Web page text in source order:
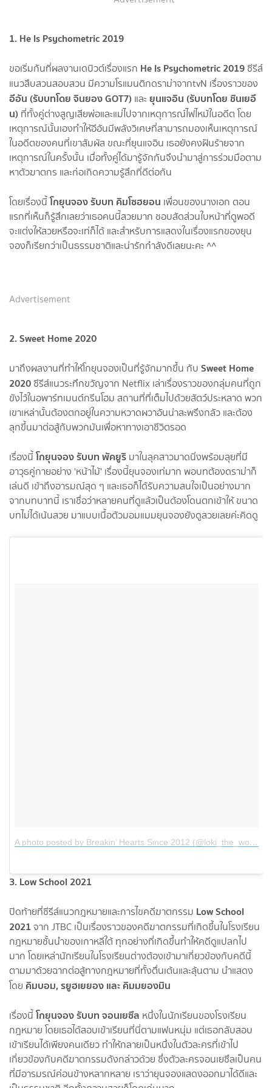
1. He Is Psychometric 2019
ขอเริ่มกันที่ผลงานเดบิวต์เรื่องแรก He Is Psychometric 2019ซีรีส์
แนวสืบสวนสอบสวน มีความโรแมนติกดราม่าจากtvN เรื่องราวของ
อีอัน (รับบทโดย จินยอง GOT7) และ ยุนแจอิน (รับบทโดย ชินเยอึ
น) ที่ทั้งคู่ต่างสูญเสียพ่อและแม่ไปจากเหตุการณ์ไฟไหม้ในอดีต โดย
เหตุการณ์นั้นเองทำให้อีอันมีพลังวิเศษที่สามารถมองเห็นเหตุการณ์
ในอดีตของคนที่เขาสัมผัส ขณะที่ยุนแจอิน เธอยังคงฝันร้ายจาก
เหตุการณ์ในครั้งนั้น เมื่อทั้งคู่ได้มารู้จักกันจึงนำมาสู่การร่วมมือตาม
หาตัวฆาตกร และก่อเกิดความรู้สึกที่ดีต่อกัน
โดยเรื่องนี้โกยุนจอง รับบท คิมโซฮยอน เพื่อนของนางเอก ตอน
แรกที่เห็นก็รู้สึกเลยว่าเธอคนนี้สวยมาก ชอบสัดส่วนใบหน้าที่ดูพอดี
จะแต่งให้สวยหรือจะเท่ก็ได้ และสำหรับการแสดงในเรื่องแรกของยุน
จองก็เรียกว่าเป็นธรรมชาติและน่ารักกำลังดีเลยนะคะ ^^
Advertisement
2. Sweet Home 2020
มาถึงผลงานที่ทำให้โกยุนจองเป็นที่รู้จักมากขึ้น กับ Sweet Home
2020ซีรีส์แนวระทึกขวัญจาก Netflix เล่าเรื่องราวของกลุ่มคนที่ถูก
ขังไว้ในอพาร์ทเมนต์กรีนโฮม สถานที่ที่เต็มไปด้วยสัตว์ประหลาด พวก
เขาเหล่านั้นต้องตกอยู่ในความหวาดผวาอันน่าสะพรึงกลัว และต้อง
ลุกขึ้นมาต่อสู้กับพวกมันเพื่อหาทางเอาชีวิตรอด
เรื่องนี้โกยุนจอง รับบท พัคยูริ มาในลุคสาวมาดนิ่งพร้อมลุยที่มี
อาวุธคู่กายอย่าง 'หน้าไม้' เรื่องนี้ยุนจองเท่มาก พอบทต้องดราม่าก็
เล่นดี เข้าถึงอารมณ์สุด ๆ และเธอก็ได้รับความสนใจเป็นอย่างมาก
จากบทบาทนี้ เราเชื่อว่าหลายคนที่ดูแล้วเป็นต้องโดนตกเข้าให้ ขนาด
บทไม่ได้เน้นสวย มาแบบเนื้อตัวมอมแมมยุนจองยังดูสวยเลยค่ะคิดดู
A photo posted by Breakin’ Hearts Since 2012 (@loki_the_wolfdog)
3. Low School 2021
ปิดท้ายที่ซีรีส์แนวกฎหมายและการไขคดีฆาตกรรม Low School
2021จาก JTBC เป็นเรื่องราวของคดีฆาตกรรมที่เกิดขึ้นในโรงเรียน
กฎหมายชั้นนำของเกาหลีใต้ ทุกอย่างที่เกิดขึ้นทำให้คดีดูแปลกไป
มาก โดยเหล่านักเรียนในโรงเรียนต่างต้องเข้ามาเกี่ยวข้องกับคดีนี้
ตามมาด้วยฉากต่อสู้ทางกฎหมายที่ทั้งตื่นเต้นและลุ้นตาม นำแสดง
โดย คิมบอม, รยูฮเยยอง และ คิมมยองมิน
เรื่องนี้โกยุนจอง รับบท จอนเยซึล หนึ่งในนักเรียนของโรงเรียน
กฎหมาย โดยเธอได้สอบเข้าเรียนที่นี่ตามแฟนหนุ่ม แต่เธอกลับสอบ
เข้าเรียนได้เพียงคนเดียว ทำให้กลายเป็นหนึ่งในตัวละครที่เข้าไป
เกี่ยวข้องกับคดีฆาตกรรมดังกล่าวด้วย ซึ่งตัวละครจอนเยซึลเป็นคน
ที่มีอารมรณ์ค่อนข้างหลากหลาย เราว่ายุนจองแสดงออกมาได้ดีและ